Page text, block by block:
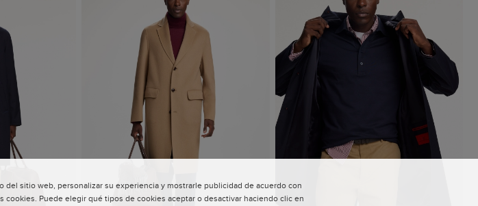
sitio web, personalizar su experiencia y mostrarle publicidad de acuerdo con
Puede elegir qué tipos de cookies aceptar o desactivar haciendo clic en